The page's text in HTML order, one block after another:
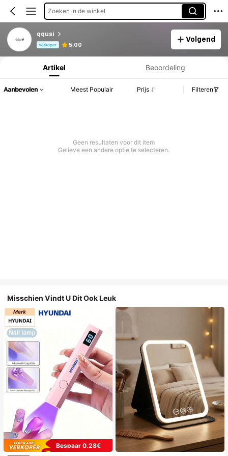
Zoeken in de winkel
qqusi
Verkoper 5.00
Volgend
Productinformatie: Prijsopenbaring, Verkoop- en Voorraadgegevens.
Artikel Beoordeling
Aanbevolen Meest Populair Prijs Filteren
Geen resultaten voor dit item
Gelieve een andere optie te selecteren.
Misschien Vindt U Dit Ook Leuk
Bespaar 0.28€